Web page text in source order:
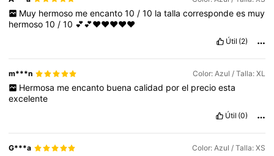
Muy hermoso me encanto 10 / 10 la talla corresponde es muy
hermoso10 /10 💕💕♥️♥️♥️♥️♥️
Útil (2)
m***n Color: Azul / Talla: XL
Hermosa me encanto buena calidad por el precio esta
excelente
Útil (0)
G***a Color: Azul / Talla: XS